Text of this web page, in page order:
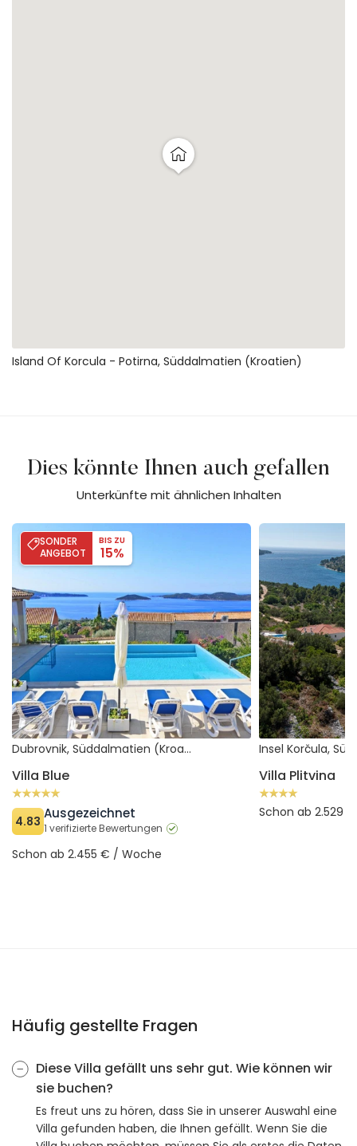
Island Of Korcula - Potirna, Süddalmatien (Kroatien)
Dies könnte Ihnen auch gefallen
Unterkünfte mit ähnlichen Inhalten
SONDER
ANGEBOT
BIS ZU
15%
Villa Blue
Dubrovnik, Süddalmatien (Kroatien)
Villa Blue
4.83 Ausgezeichnet
1 verifizierte Bewertungen
Schon ab 2.455 € / Woche
Villa Plitvina
Schon ab 2.529
Häufig gestellte Fragen
Diese Villa gefällt uns sehr gut. Wie können wir
sie buchen?
Es freut uns zu hören, dass Sie in unserer Auswahl eine
Villa gefunden haben, die Ihnen gefällt. Wenn Sie die